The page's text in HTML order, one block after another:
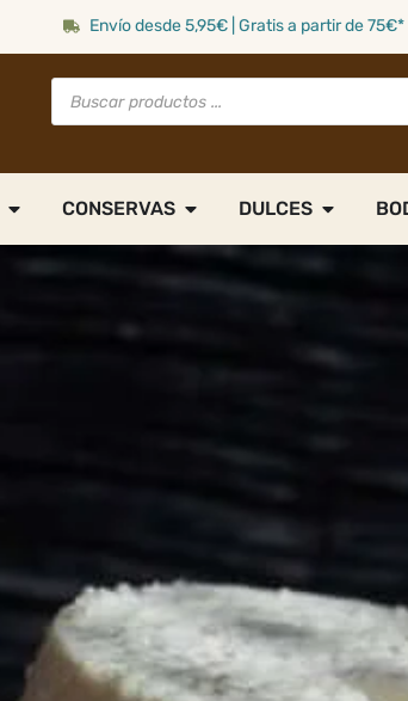
Envío desde 5,95€ | Gratis a partir de
CONSERVAS DULCES